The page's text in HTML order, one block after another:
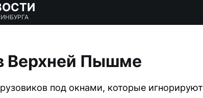
Верхней Пышме
под окнами, которые игнорируют